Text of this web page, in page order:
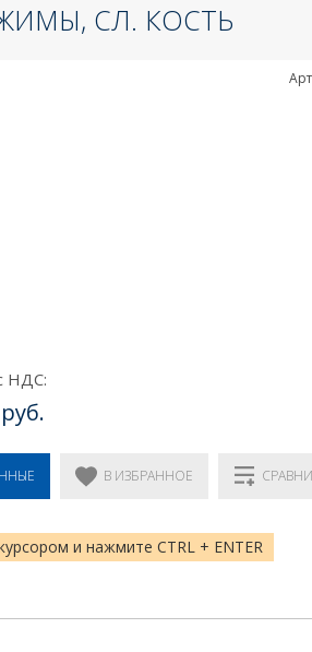
СЛ. КОСТЬ
НДС:
В ИЗБРАННОЕ
и нажмите CTRL + ENTER